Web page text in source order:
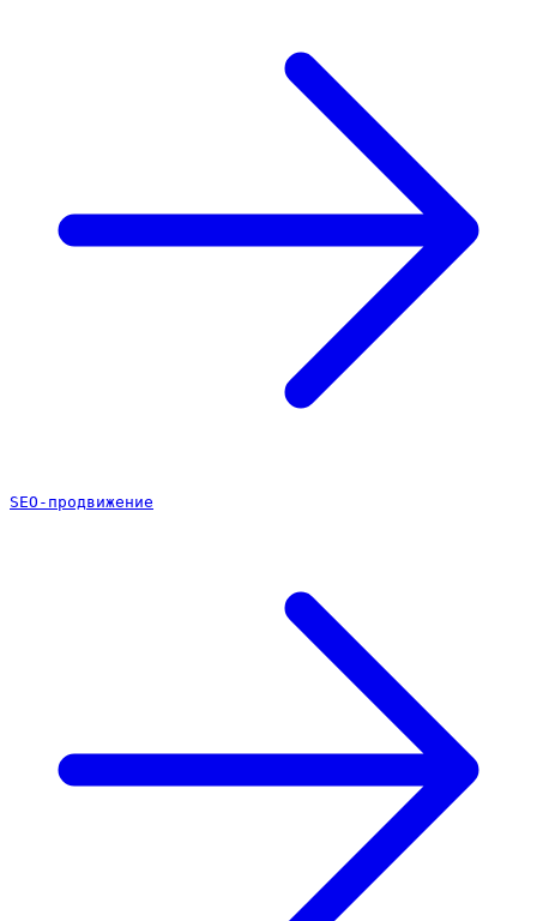
SEO-продвижение